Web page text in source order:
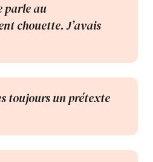
parle au
chouette. J’avais
toujours un prétexte